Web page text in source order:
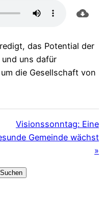
das Potential der
uns dafür
die Gesellschaft von
Visionssonntag: Eine
Gemeinde wächst
»